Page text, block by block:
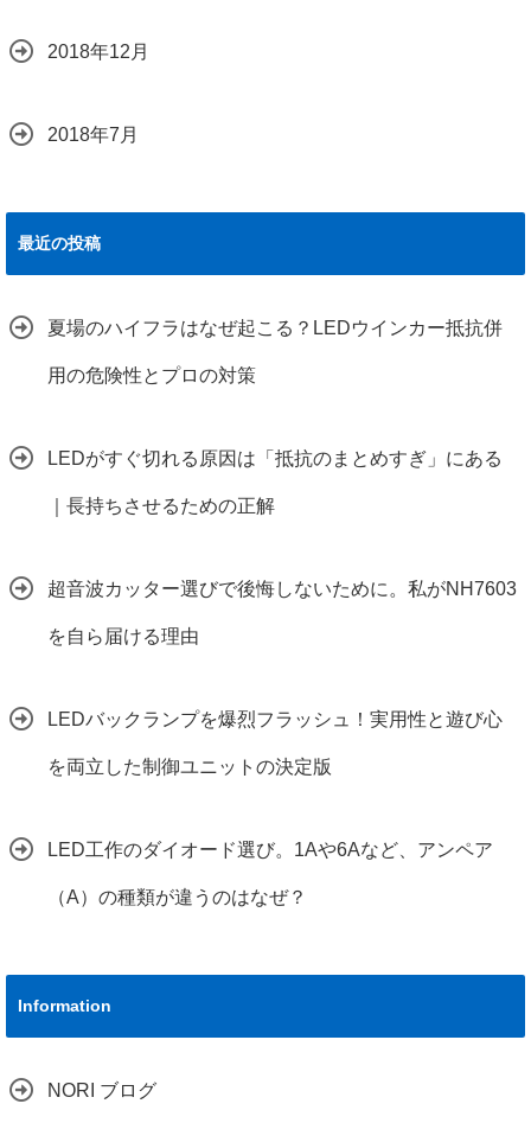
2018年12月
2018年7月
最近の投稿
夏場のハイフラはなぜ起こる？LEDウインカー抵抗併
用の危険性とプロの対策
LEDがすぐ切れる原因は「抵抗のまとめすぎ」にある
｜長持ちさせるための正解
超音波カッター選びで後悔しないために。私がNH7603
を自ら届ける理由
LEDバックランプを爆烈フラッシュ！実用性と遊び心
を両立した制御ユニットの決定版
LED工作のダイオード選び。1Aや6Aなど、アンペア
（A）の種類が違うのはなぜ？
Information
NORI ブログ